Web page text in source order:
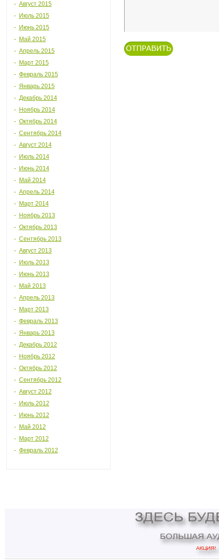
Август 2015
Июль 2015
Июнь 2015
Май 2015
Апрель 2015
Март 2015
Февраль 2015
Январь 2015
Декабрь 2014
Ноябрь 2014
Октябрь 2014
Сентябрь 2014
Август 2014
Июль 2014
Июнь 2014
Май 2014
Апрель 2014
Март 2014
Ноябрь 2013
Октябрь 2013
Сентябрь 2013
Август 2013
Июль 2013
Июнь 2013
Май 2013
Апрель 2013
Март 2013
Февраль 2013
Январь 2013
Декабрь 2012
Ноябрь 2012
Октябрь 2012
Сентябрь 2012
Август 2012
Июль 2012
Июнь 2012
Май 2012
Март 2012
Февраль 2012